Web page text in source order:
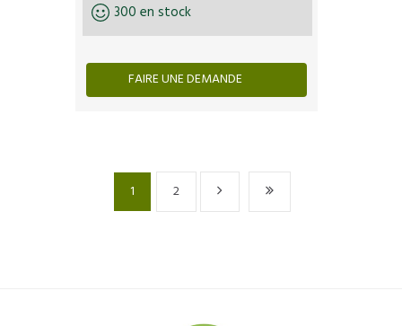
300 en stock
FAIRE UNE DEMANDE
1 2